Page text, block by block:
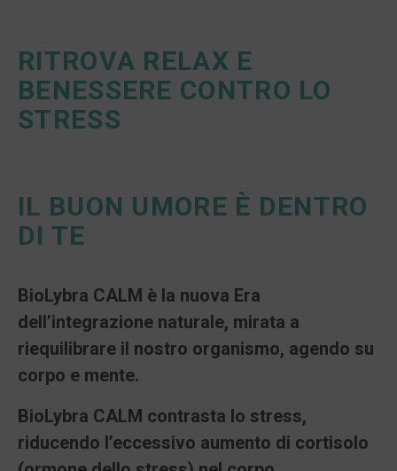
RITROVA RELAX E
BENESSERE CONTRO LO
STRESS
IL BUON UMORE È DENTRO
DI TE
BioLybra CALM è la nuova Era
dell’integrazione naturale, mirata a
riequilibrare il nostro organismo, agendo su
corpo e mente.
BioLybra CALM contrasta lo stress,
riducendo l’eccessivo aumento di cortisolo